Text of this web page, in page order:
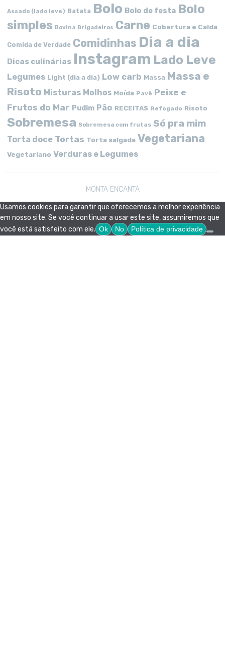
Assado (lado leve) Batata Bolo Bolo de festa Bolo
simples Bovina Brigadeiros Carne Cobertura e Calda
Comida de Verdade Comidinhas Dia a dia
Dicas culinárias Instagram Lado Leve
Legumes Light (dia a dia) Low carb Massa Massa e
Risoto Misturas Molhos Moída Pavê Peixe e
Frutos do Mar Pudim Pão RECEITAS Refogado Risoto
Sobremesa Sobremesa com frutas Só pra mim
Torta doce Tortas Torta salgada Vegetariana
Vegetariano Verduras e Legumes
MONTA ENCANTA
Usamos cookies para garantir que oferecemos a melhor experiência
em nosso site. Se você continuar a usar este site, assumiremos que
você está satisfeito com ele. Ok No Política de privacidade